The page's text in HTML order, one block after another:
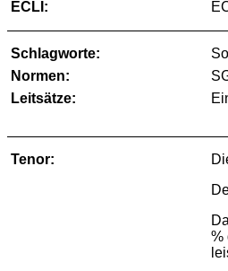
ECLI:
Schlagworte:
Normen:
Leitsätze:
Tenor:
%